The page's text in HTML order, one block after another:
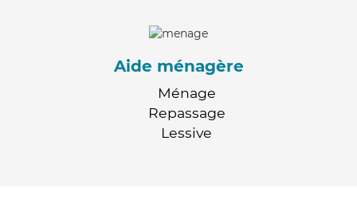
Aide ménagère
Ménage
Repassage
Lessive